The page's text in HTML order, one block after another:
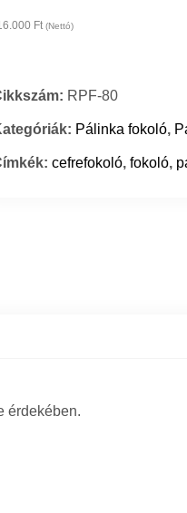
Ft(Nettó)
RPF-80
Pálinka fokoló,
cefrefokoló,fokoló,
érdekében.